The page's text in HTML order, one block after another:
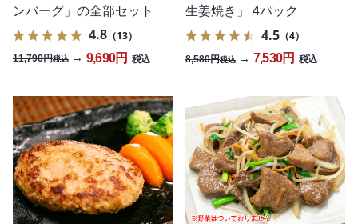
ンバーグ」の全部セット
4.8 （13）
11,790円税込 → 9,690円 税込
生姜焼き」 4パック
4.5 （4）
8,580円税込 → 7,530円 税込